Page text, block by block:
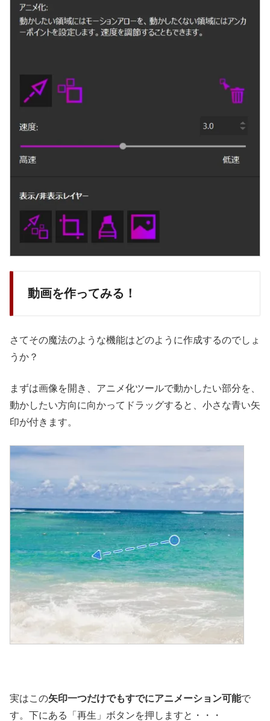
動画を作ってみる！
さてその魔法のような機能はどのように作成するのでしょ
うか？
まずは画像を開き、アニメ化ツールで動かしたい部分を、
動かしたい方向に向かってドラッグすると、小さな青い矢
印が付きます。
実はこの矢印一つだけでもすでにアニメーション可能で
す。下にある「再生」ボタンを押しますと・・・